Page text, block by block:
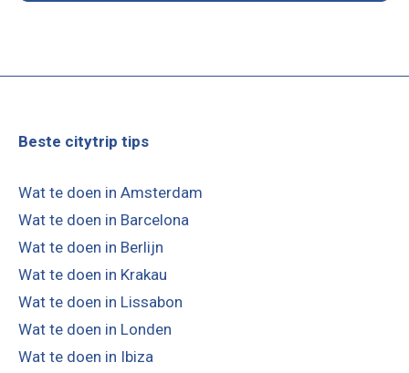
Beste citytrip tips
Wat te doen in Amsterdam
Wat te doen in Barcelona
Wat te doen in Berlijn
Wat te doen in Krakau
Wat te doen in Lissabon
Wat te doen in Londen
Wat te doen in Ibiza